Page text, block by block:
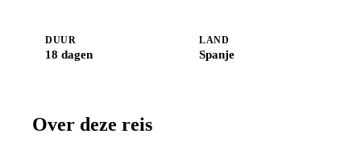
DUUR
18 dagen
LAND
Spanje
Over deze reis